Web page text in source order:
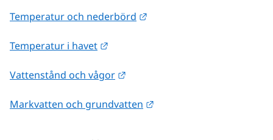
Temperatur och nederbörd
Temperatur i havet
Vattenstånd och vågor
Markvatten och grundvatten